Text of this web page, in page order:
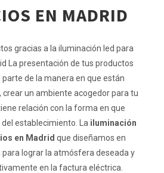
EN MADRID
gracias a la iluminación led para
La presentación de tus productos
de la manera en que están
un ambiente acogedor para tu
relación con la forma en que
establecimiento. La iluminación
en Madrid que diseñamos en
lograr la atmósfera deseada y
en la factura eléctrica.